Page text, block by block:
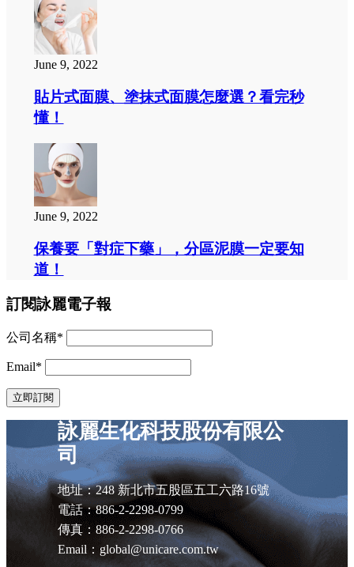
June 9, 2022
貼片式面膜、塗抹式面膜怎麼選？看完秒
懂！
June 9, 2022
保養要「對症下藥」，分區泥膜一定要知
道！
訂閱詠麗電子報
公司名稱*
Email*
詠麗生化科技股份有限公
司
地址：248 新北市五股區五工六路16號
電話：886-2-2298-0799
傳真：886-2-2298-0766
Email：global@unicare.com.tw